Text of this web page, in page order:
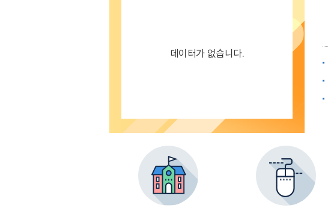
데이터가 없습니다.